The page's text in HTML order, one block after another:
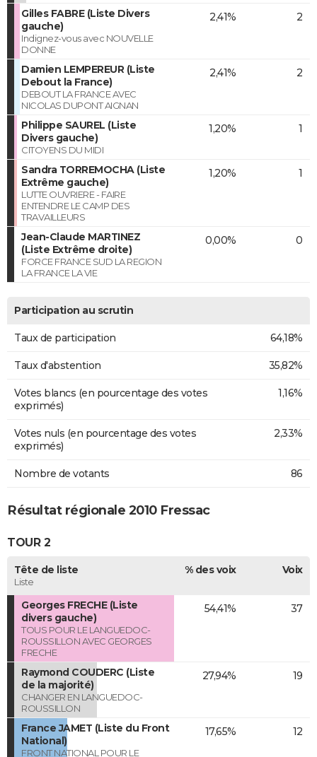
Gilles FABRE (Liste Divers
gauche)
Indignez-vous avec NOUVELLE
DONNE
2,41% 2
Damien LEMPEREUR (Liste
Debout la France)
DEBOUT LA FRANCE AVEC
NICOLAS DUPONT AIGNAN
2,41% 2
Philippe SAUREL (Liste
Divers gauche)
CITOYENS DU MIDI
1,20% 1
Sandra TORREMOCHA (Liste
Extrême gauche)
LUTTE OUVRIERE - FAIRE
ENTENDRE LE CAMP DES
TRAVAILLEURS
1,20% 1
Jean-Claude MARTINEZ
(Liste Extrême droite)
FORCE FRANCE SUD LA REGION
LA FRANCE LA VIE
0,00% 0
Participation au scrutin
Taux de participation 64,18%
Taux d'abstention 35,82%
Votes blancs (en pourcentage des votes
exprimés)
1,16%
Votes nuls (en pourcentage des votes
exprimés)
2,33%
Nombre de votants 86
Résultat régionale 2010 Fressac
TOUR 2
Tête de liste
Liste
% des voix Voix
Georges FRECHE (Liste
divers gauche)
TOUS POUR LE LANGUEDOC-
ROUSSILLON AVEC GEORGES
FRECHE
54,41% 37
Raymond COUDERC (Liste
de la majorité)
CHANGER EN LANGUEDOC-
ROUSSILLON
27,94% 19
France JAMET (Liste du Front
National)
FRONT NATIONAL POUR LE
17,65% 12